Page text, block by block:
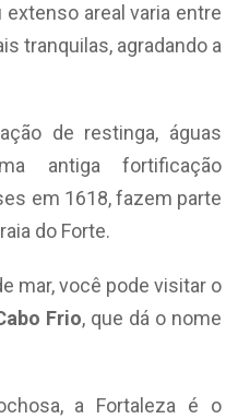
extenso areal varia entre
tranquilas, agradando a
de restinga, águas
antiga fortificação
em 1618, fazem parte
do Forte.
mar, você pode visitar o
Frio, que dá o nome
a Fortaleza é o